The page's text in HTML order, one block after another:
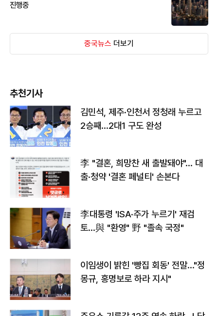
진행중
중국뉴스 더보기
추천기사
김민석, 제주·인천서 정청래 누르고
2승째…2대1 구도 완성
李 "결혼, 희망찬 새 출발돼야"… 대
출·청약 '결혼 페널티' 손본다
李대통령 'ISA·주가 누르기' 재검
토…與 "환영" 野 "졸속 국정"
이임생이 밝힌 '빵집 회동' 전말…"정
몽규, 홍명보로 하라 지시"